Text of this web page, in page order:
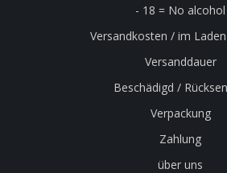
- 18 = No alcohol
Versandkosten / im
Versanddauer
Beschädigd /
Verpackung
Zahlung
über uns